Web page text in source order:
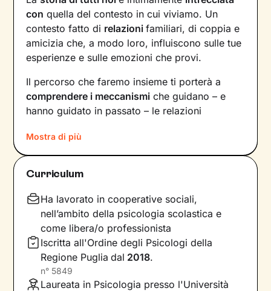
con quella del contesto in cui viviamo. Un
contesto fatto di relazionifamiliari, di coppia e
amicizia che, a modo loro, influiscono sulle tue
esperienze e sulle emozioni che provi.
Il percorso che faremo insieme ti porterà a
comprendere i meccanismi che guidano – e
hanno guidato in passato – le relazioni
Vedrai il tuo mondo sotto una luce diversa e
scoprirainuovi significatialla base di ciò che
stai vivendo oggi.
Imparerai a trasformare alcuni elementi che non
ti rappresentano più e scoprirai dentro di te
competenze e potenzialità che non sapevi di
avere. Davanti ai tuoi occhi compariranno
nuove strade da percorrere, un passo dopo
l’altro, verso ilcambiamento positivo
desideri.
Mostra di più
Curriculum
Ha lavorato in cooperative sociali,
nell’ambito della psicologia scolastica e
come libera/o professionista
Iscritta all'Ordine degli Psicologi della
Regione Puglia dal 2018.
n° 5849
Laureata in Psicologia presso l'Università